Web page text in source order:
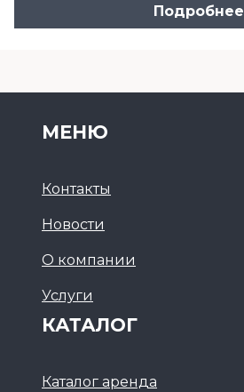
Подробнее
МЕНЮ
Контакты
Новости
О компании
Услуги
КАТАЛОГ
Каталог аренда